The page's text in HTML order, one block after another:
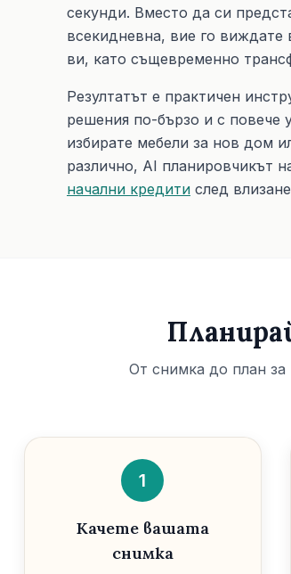
секунди. Вместо да си
всекидневна, вие го виждате
ви, като същевременно
Резултатът е практичен
решения по-бързо и с повече
избирате мебели за нов дом
различно, AI планировчикът
начални кредити след
От снимка до план
1
Качете вашата
снимка